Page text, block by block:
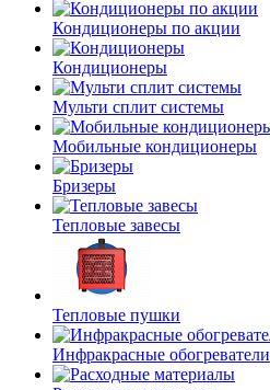
Кондиционеры по акции
Кондиционеры
Мульти сплит системы
Мобильные кондиционеры
Бризеры
Тепловые завесы
Тепловые пушки
Инфракрасные обогреватели